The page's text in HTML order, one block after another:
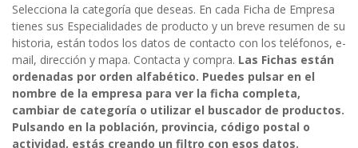
Selecciona la categoría que deseas. En cada Ficha de Empresa
tienes sus Especialidades de producto y un breve resumen de su
historia, están todos los datos de contacto con los teléfonos, e-
mail, dirección y mapa. Contacta y compra. Las Fichas están
ordenadas por orden alfabético. Puedes pulsar en el
nombre de la empresa para ver la ficha completa,
cambiar de categoría o utilizar el buscador de productos.
Pulsando en la población, provincia, código postal o
actividad, estás creando un filtro con esos datos.